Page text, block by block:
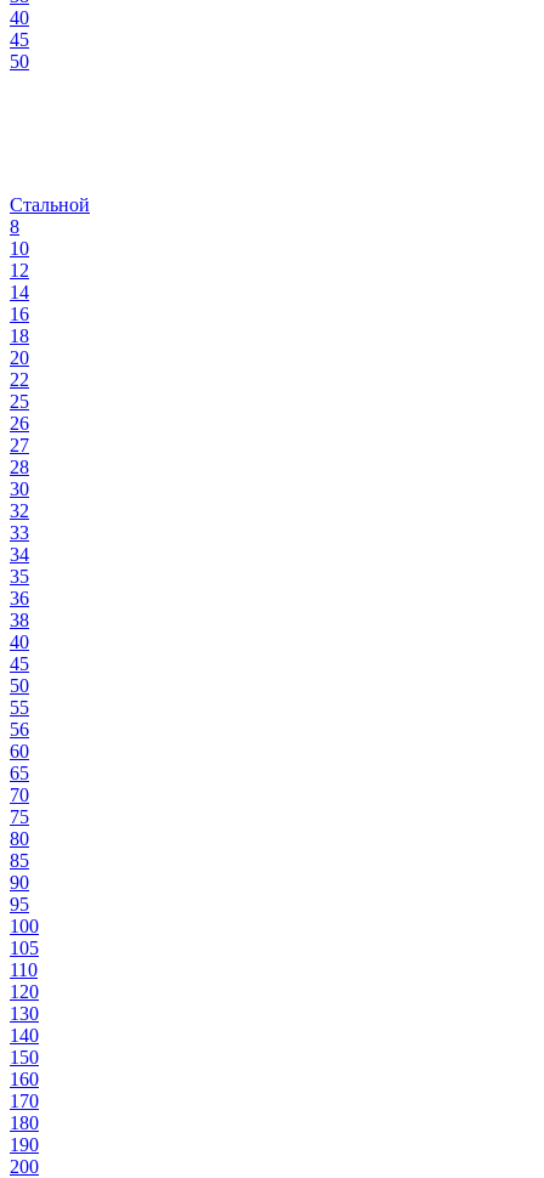
40
45
50
Стальной
8
10
12
14
16
18
20
22
25
26
27
28
30
32
33
34
35
36
38
40
45
50
55
56
60
65
70
75
80
85
90
95
100
105
110
120
130
140
150
160
170
180
190
200